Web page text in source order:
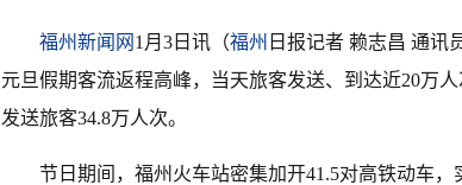
福州新闻网 1月3日讯（福州 日报记者 赖志昌 通讯
元旦假期客流返程高峰，当天旅客发送、到达近20万
发送旅客34.8万人次。
节日期间，福州火车站密集加开41.5对高铁动车